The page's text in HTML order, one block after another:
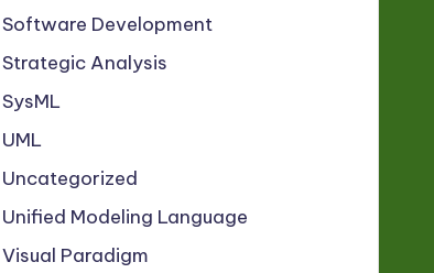
Software Development
Strategic Analysis
SysML
UML
Uncategorized
Unified Modeling Language
Visual Paradigm